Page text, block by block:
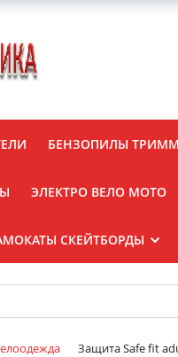
БЕНЗОПИЛЫ
ЭЛЕКТРО ВЕЛО MOTO
СКЕЙТБОРДЫ
Защита Safe fit